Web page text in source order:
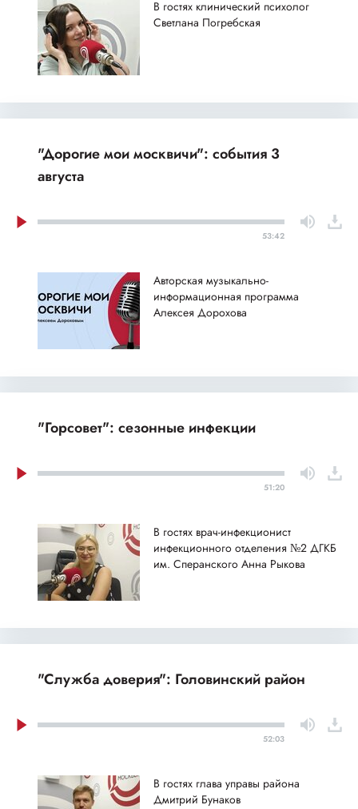
В гостях клинический психолог
Светлана Погребская
"Дорогие мои москвичи": события 3
августа
53:42
Авторская музыкально-
информационная программа
Алексея Дорохова
"Горсовет": сезонные инфекции
51:20
В гостях врач-инфекционист
инфекционного отделения №2 ДГКБ
им. Сперанского Анна Рыкова
"Служба доверия": Головинский район
52:03
В гостях глава управы района
Дмитрий Бунаков